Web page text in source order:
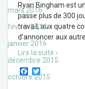
mars 2016
février 2016
janvier 2016
décembre 2015
octobre 2015
Ryan Bingham est
passe plus de 300
travail, aux quatre
d’annoncer aux
Lire la suite ›
F
a
w